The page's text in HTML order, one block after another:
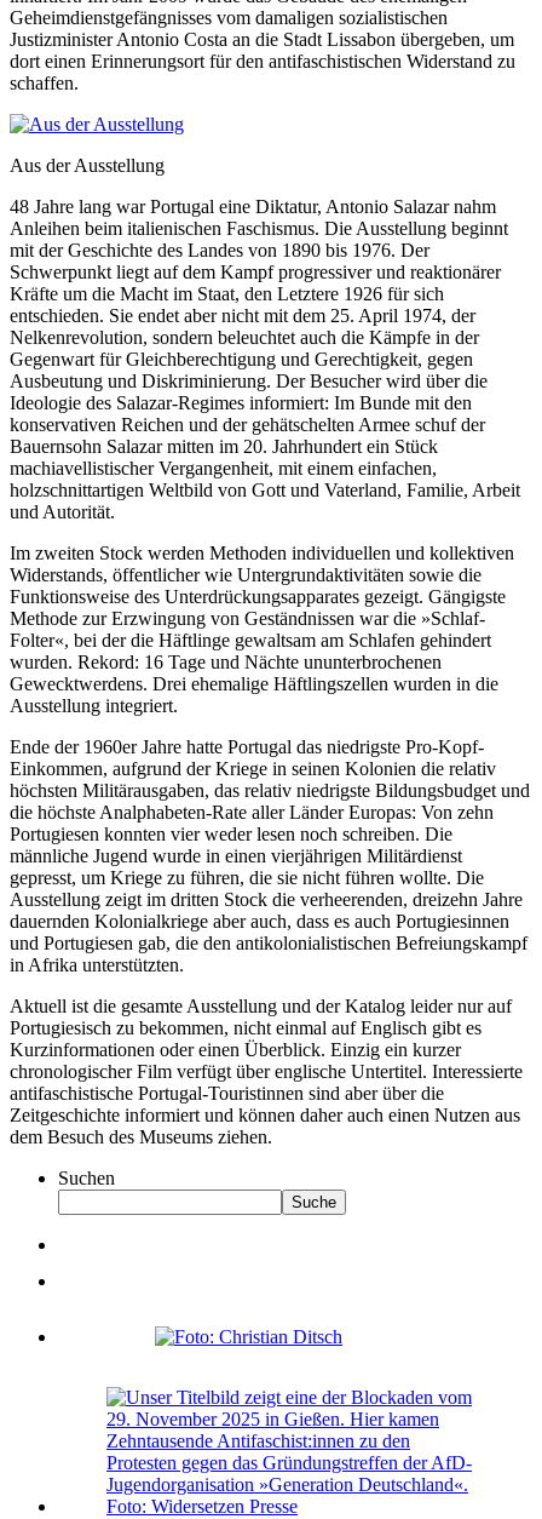
Geheimdienstgefängnisses vom damaligen sozialistischen
Justizminister Antonio Costa an die Stadt Lissabon übergeben, um
dort einen Erinnerungsort für den antifaschistischen Widerstand zu
schaffen.
Aus der Ausstellung
48 Jahre lang war Portugal eine Diktatur, Antonio Salazar nahm
Anleihen beim italienischen Faschismus. Die Ausstellung beginnt
mit der Geschichte des Landes von 1890 bis 1976. Der
Schwerpunkt liegt auf dem Kampf progressiver und reaktionärer
Kräfte um die Macht im Staat, den Letztere 1926 für sich
entschieden. Sie endet aber nicht mit dem 25. April 1974, der
Nelkenrevolution, sondern beleuchtet auch die Kämpfe in der
Gegenwart für Gleichberechtigung und Gerechtigkeit, gegen
Ausbeutung und Diskriminierung. Der Besucher wird über die
Ideologie des Salazar-Regimes informiert: Im Bunde mit den
konservativen Reichen und der gehätschelten Armee schuf der
Bauernsohn Salazar mitten im 20. Jahrhundert ein Stück
machiavellistischer Vergangenheit, mit einem einfachen,
holzschnittartigen Weltbild von Gott und Vaterland, Familie, Arbeit
und Autorität.
Im zweiten Stock werden Methoden individuellen und kollektiven
Widerstands, öffentlicher wie Untergrundaktivitäten sowie die
Funktionsweise des Unterdrückungsapparates gezeigt. Gängigste
Methode zur Erzwingung von Geständnissen war die »Schlaf-
Folter«, bei der die Häftlinge gewaltsam am Schlafen gehindert
wurden. Rekord: 16 Tage und Nächte ununterbrochenen
Gewecktwerdens. Drei ehemalige Häftlingszellen wurden in die
Ausstellung integriert.
Ende der 1960er Jahre hatte Portugal das niedrigste Pro-Kopf-
Einkommen, aufgrund der Kriege in seinen Kolonien die relativ
höchsten Militärausgaben, das relativ niedrigste Bildungsbudget und
die höchste Analphabeten-Rate aller Länder Europas: Von zehn
Portugiesen konnten vier weder lesen noch schreiben. Die
männliche Jugend wurde in einen vierjährigen Militärdienst
gepresst, um Kriege zu führen, die sie nicht führen wollte. Die
Ausstellung zeigt im dritten Stock die verheerenden, dreizehn Jahre
dauernden Kolonialkriege aber auch, dass es auch Portugiesinnen
und Portugiesen gab, die den antikolonialistischen Befreiungskampf
in Afrika unterstützten.
Aktuell ist die gesamte Ausstellung und der Katalog leider nur auf
Portugiesisch zu bekommen, nicht einmal auf Englisch gibt es
Kurzinformationen oder einen Überblick. Einzig ein kurzer
chronologischer Film verfügt über englische Untertitel. Interessierte
antifaschistische Portugal-Touristinnen sind aber über die
Zeitgeschichte informiert und können daher auch einen Nutzen aus
dem Besuch des Museums ziehen.
Suchen
Suche